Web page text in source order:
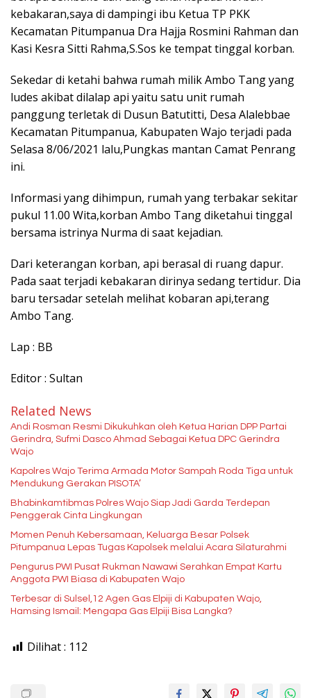
kebakaran,saya di dampingi ibu Ketua TP PKK
Kecamatan Pitumpanua Dra Hajja Rosmini Rahman dan
Kasi Kesra Sitti Rahma,S.Sos ke tempat tinggal korban.
Sekedar di ketahi bahwa rumah milik Ambo Tang yang
ludes akibat dilalap api yaitu satu unit rumah
panggung terletak di Dusun Batutitti, Desa Alalebbae
Kecamatan Pitumpanua, Kabupaten Wajo terjadi pada
Selasa 8/06/2021 lalu,Pungkas mantan Camat Penrang
ini.
Informasi yang dihimpun, rumah yang terbakar sekitar
pukul 11.00 Wita,korban Ambo Tang diketahui tinggal
bersama istrinya Nurma di saat kejadian.
Dari keterangan korban, api berasal di ruang dapur.
Pada saat terjadi kebakaran dirinya sedang tertidur. Dia
baru tersadar setelah melihat kobaran api,terang
Ambo Tang.
Lap : BB
Editor : Sultan
Related News
Andi Rosman Resmi Dikukuhkan oleh Ketua Harian DPP Partai
Gerindra, Sufmi Dasco Ahmad Sebagai Ketua DPC Gerindra
Wajo
Kapolres Wajo Terima Armada Motor Sampah Roda Tiga untuk
Mendukung Gerakan PISOTA’
Bhabinkamtibmas Polres Wajo Siap Jadi Garda Terdepan
Penggerak Cinta Lingkungan
Momen Penuh Kebersamaan, Keluarga Besar Polsek
Pitumpanua Lepas Tugas Kapolsek melalui Acara Silaturahmi
Pengurus PWI Pusat Rukman Nawawi Serahkan Empat Kartu
Anggota PWI Biasa di Kabupaten Wajo
Terbesar di Sulsel,12 Agen Gas Elpiji di Kabupaten Wajo,
Hamsing Ismail: Mengapa Gas Elpiji Bisa Langka?
Dilihat : 112